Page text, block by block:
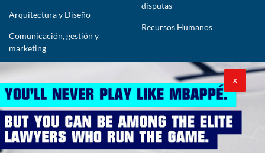
Arquitectura y Diseño
Comunicación, gestión y
marketing
disputas
Recursos Humanos
lawyers@theimpactlawyers.com
SUSCRIBIRSE
X